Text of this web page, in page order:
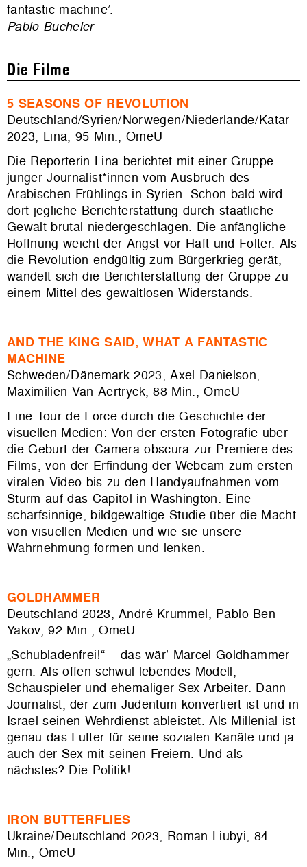
fantastic machine’.
Pablo Bücheler
Die Filme
5 SEASONS OF REVOLUTION
Deutschland/Syrien/Norwegen/Niederlande/Katar
2023, Lina, 95 Min., OmeU
Die Reporterin Lina berichtet mit einer Gruppe
junger Journalist*innen vom Ausbruch des
Arabischen Frühlings in Syrien. Schon bald wird
dort jegliche Berichterstattung durch staatliche
Gewalt brutal niedergeschlagen. Die anfängliche
Hoffnung weicht der Angst vor Haft und Folter. Als
die Revolution endgültig zum Bürgerkrieg gerät,
wandelt sich die Berichterstattung der Gruppe zu
einem Mittel des gewaltlosen Widerstands.
AND THE KING SAID, WHAT A FANTASTIC
MACHINE
Schweden/Dänemark 2023, Axel Danielson,
Maximilien Van Aertryck, 88 Min., OmeU
Eine Tour de Force durch die Geschichte der
visuellen Medien: Von der ersten Fotografie über
die Geburt der Camera obscura zur Premiere des
Films, von der Erfindung der Webcam zum ersten
viralen Video bis zu den Handyaufnahmen vom
Sturm auf das Capitol in Washington. Eine
scharfsinnige, bildgewaltige Studie über die Macht
von visuellen Medien und wie sie unsere
Wahrnehmung formen und lenken.
GOLDHAMMER
Deutschland 2023, André Krummel, Pablo Ben
Yakov, 92 Min., OmeU
„Schubladenfrei!“ – das wär’ Marcel Goldhammer
gern. Als offen schwul lebendes Modell,
Schauspieler und ehemaliger Sex-Arbeiter. Dann
Journalist, der zum Judentum konvertiert ist und in
Israel seinen Wehrdienst ableistet. Als Millenial ist
genau das Futter für seine sozialen Kanäle und ja:
auch der Sex mit seinen Freiern. Und als
nächstes? Die Politik!
IRON BUTTERFLIES
Ukraine/Deutschland 2023, Roman Liubyi, 84
Min., OmeU